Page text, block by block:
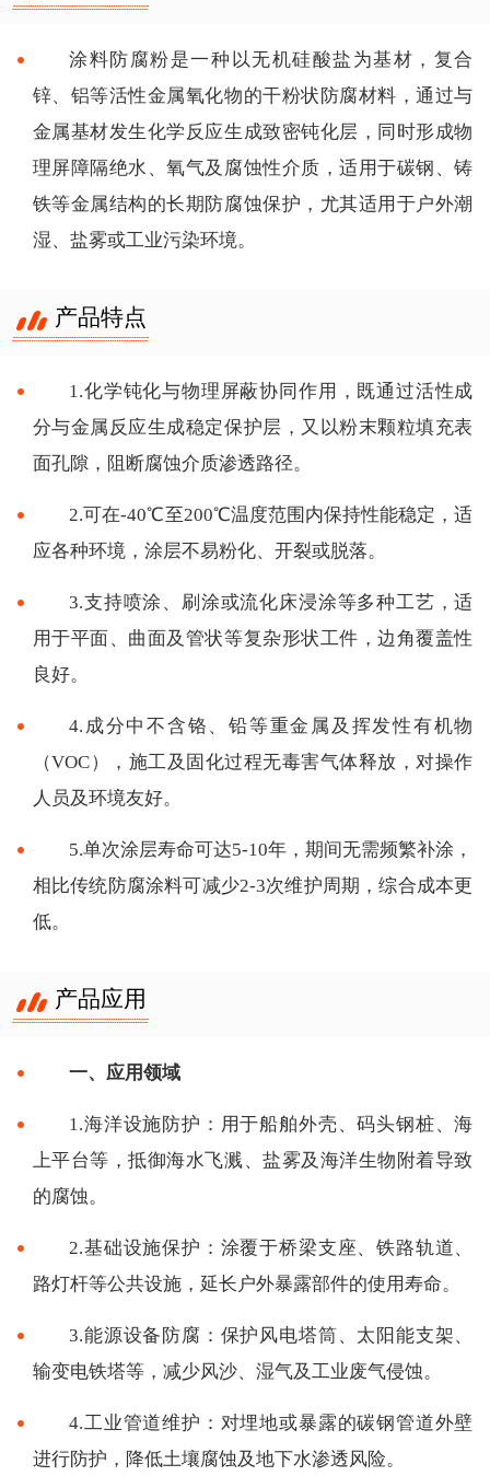
涂料防腐粉是一种以无机硅酸盐为基材，复合
锌、铝等活性金属氧化物的干粉状防腐材料，通过与
金属基材发生化学反应生成致密钝化层，同时形成物
理屏障隔绝水、氧气及腐蚀性介质，适用于碳钢、铸
铁等金属结构的长期防腐蚀保护，尤其适用于户外潮
湿、盐雾或工业污染环境。
产品特点
1.化学钝化与物理屏蔽协同作用，既通过活性成
分与金属反应生成稳定保护层，又以粉末颗粒填充表
面孔隙，阻断腐蚀介质渗透路径。
2.可在-40℃至200℃温度范围内保持性能稳定，适
应各种环境，涂层不易粉化、开裂或脱落。
3.支持喷涂、刷涂或流化床浸涂等多种工艺，适
用于平面、曲面及管状等复杂形状工件，边角覆盖性
良好。
4.成分中不含铬、铅等重金属及挥发性有机物
（VOC），施工及固化过程无毒害气体释放，对操作
人员及环境友好。
5.单次涂层寿命可达5-10年，期间无需频繁补涂，
相比传统防腐涂料可减少2-3次维护周期，综合成本更
低。
产品应用
一、应用领域
1.海洋设施防护：用于船舶外壳、码头钢桩、海
上平台等，抵御海水飞溅、盐雾及海洋生物附着导致
的腐蚀。
2.基础设施保护：涂覆于桥梁支座、铁路轨道、
路灯杆等公共设施，延长户外暴露部件的使用寿命。
3.能源设备防腐：保护风电塔筒、太阳能支架、
输变电铁塔等，减少风沙、湿气及工业废气侵蚀。
4.工业管道维护：对埋地或暴露的碳钢管道外壁
进行防护，降低土壤腐蚀及地下水渗透风险。